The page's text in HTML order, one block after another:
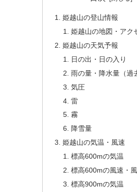
姫越山の登山情報
姫越山の地図・アク
姫越山の天気予報
日の出・日の入り
雨の量・降水量（過
気圧
雷
霧
降雪量
姫越山の気温・風速
標高600mの気温
標高600mの風速・
標高900mの気温